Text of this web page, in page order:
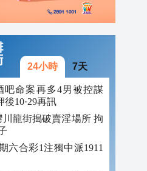
24小時 7天
吧命案再多4男被控謀
後10·29再訊
川龍街搗破賣淫場所 拘
六合彩1注獨中派1911